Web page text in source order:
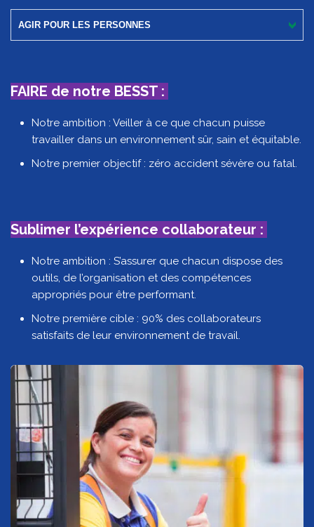
AGIR POUR LES PERSONNES
FAIRE de notre BESST :
Notre ambition : Veiller à ce que chacun puisse
travailler dans un environnement sûr, sain et équitable.
Notre premier objectif : zéro accident sévère ou fatal.
Sublimer l’expérience collaborateur :
Notre ambition : S’assurer que chacun dispose des
outils, de l’organisation et des compétences
appropriés pour être performant.
Notre première cible : 90% des collaborateurs
satisfaits de leur environnement de travail.